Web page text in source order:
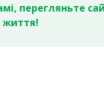
перегляньте